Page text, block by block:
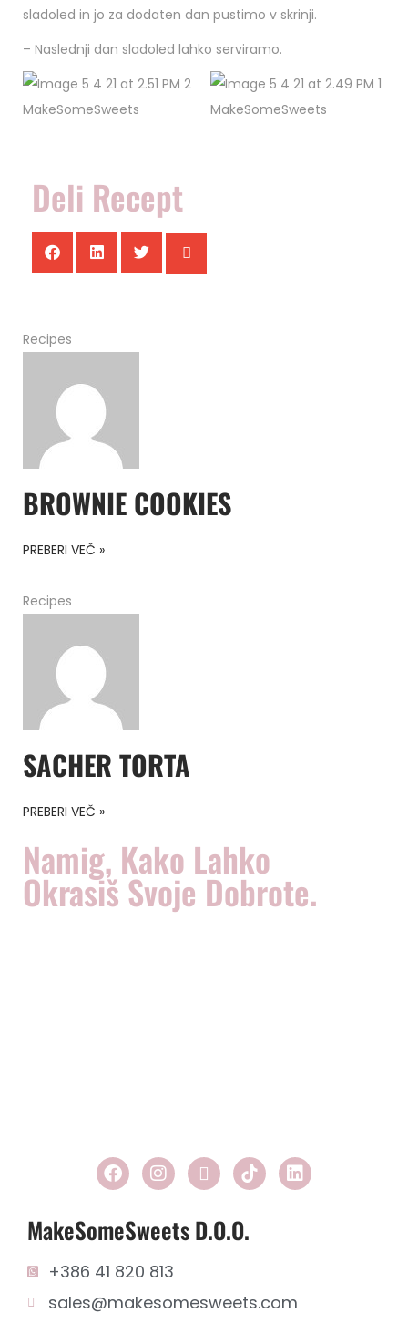
sladoled in jo za dodaten dan pustimo v skrinji.
– Naslednji dan sladoled lahko serviramo.
Deli Recept
Recipes
BROWNIE COOKIES
PREBERI VEČ »
Recipes
SACHER TORTA
PREBERI VEČ »
Namig, Kako Lahko
Okrasiš Svoje Dobrote.
MakeSomeSweets D.o.o.
+386 41 820 813
sales@makesomesweets.com